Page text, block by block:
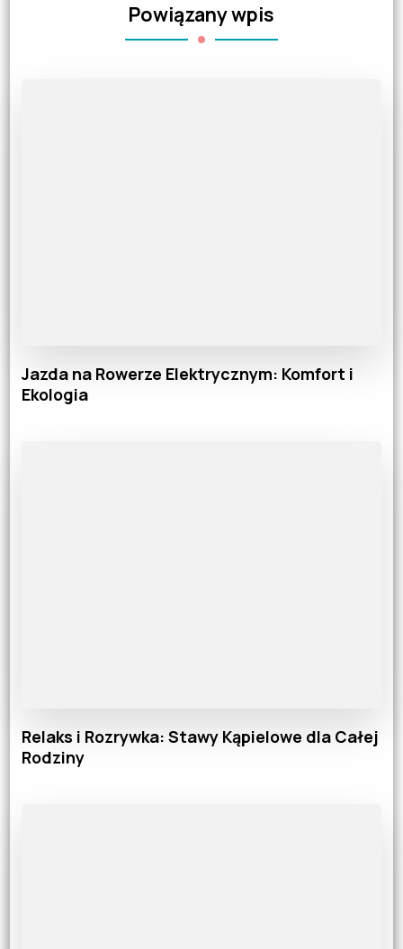
Powiązany wpis
Jazda na Rowerze Elektrycznym: Komfort i
Ekologia
Relaks i Rozrywka: Stawy Kąpielowe dla Całej
Rodziny